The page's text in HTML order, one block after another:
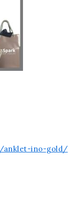
anklet-ino-gold/